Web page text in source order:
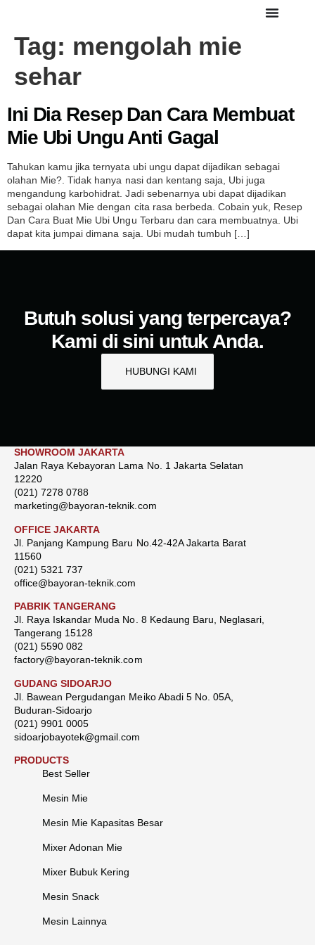
Tag: mengolah mie
sehar
Ini Dia Resep Dan Cara Membuat
Mie Ubi Ungu Anti Gagal
Tahukan kamu jika ternyata ubi ungu dapat dijadikan sebagai
olahan Mie?. Tidak hanya nasi dan kentang saja, Ubi juga
mengandung karbohidrat. Jadi sebenarnya ubi dapat dijadikan
sebagai olahan Mie dengan cita rasa berbeda. Cobain yuk, Resep
Dan Cara Buat Mie Ubi Ungu Terbaru dan cara membuatnya. Ubi
dapat kita jumpai dimana saja. Ubi mudah tumbuh […]
Butuh solusi yang terpercaya?
Kami di sini untuk Anda.
HUBUNGI KAMI
SHOWROOM JAKARTA
Jalan Raya Kebayoran Lama No. 1 Jakarta Selatan
12220
(021) 7278 0788
marketing@bayoran-teknik.com
OFFICE JAKARTA
Jl. Panjang Kampung Baru No.42-42A Jakarta Barat
11560
(021) 5321 737
office@bayoran-teknik.com
PABRIK TANGERANG
Jl. Raya Iskandar Muda No. 8 Kedaung Baru, Neglasari,
Tangerang 15128
(021) 5590 082
factory@bayoran-teknik.com
GUDANG SIDOARJO
Jl. Bawean Pergudangan Meiko Abadi 5 No. 05A,
Buduran-Sidoarjo
(021) 9901 0005
sidoarjobayotek@gmail.com
PRODUCTS
Best Seller
Mesin Mie
Mesin Mie Kapasitas Besar
Mixer Adonan Mie
Mixer Bubuk Kering
Mesin Snack
Mesin Lainnya